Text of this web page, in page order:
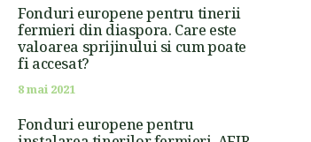
Fonduri europene pentru tinerii
fermieri din diaspora. Care este
valoarea sprijinului si cum poate
fi accesat?
8 mai 2021
Fonduri europene pentru